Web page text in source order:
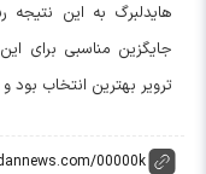
هایدلبرگ به این نتیجه
جایگزین مناسبی برای
ترویر بهترین انتخاب بود